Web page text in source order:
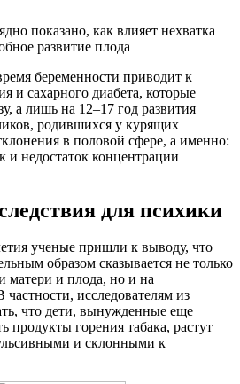
показано, как влияет нехватка
развитие плода
беременности приводит к
и сахарного диабета, которые
а лишь на 12–17 год развития
родившихся у курящих
в половой сфере, а именно:
и недостаток концентрации
для психики
ученые пришли к выводу, что
образом сказывается не только
матери и плода, но и на
исследователям из
что дети, вынужденные еще
продукты горения табака, растут
и склонными к